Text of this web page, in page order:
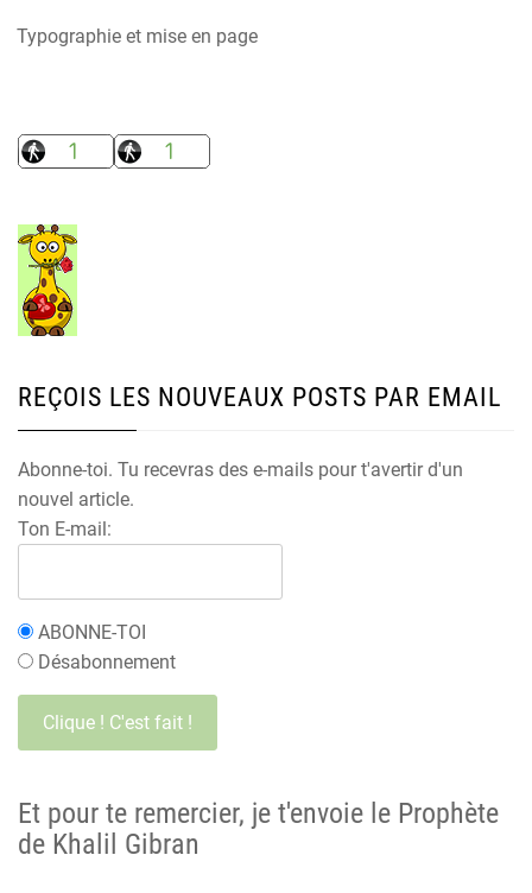
Typographie et mise en page
REÇOIS LES NOUVEAUX POSTS PAR EMAIL
Abonne-toi. Tu recevras des e-mails pour t'avertir d'un
nouvel article.
Ton E-mail:
ABONNE-TOI
Désabonnement
Et pour te remercier, je t'envoie le Prophète
de Khalil Gibran